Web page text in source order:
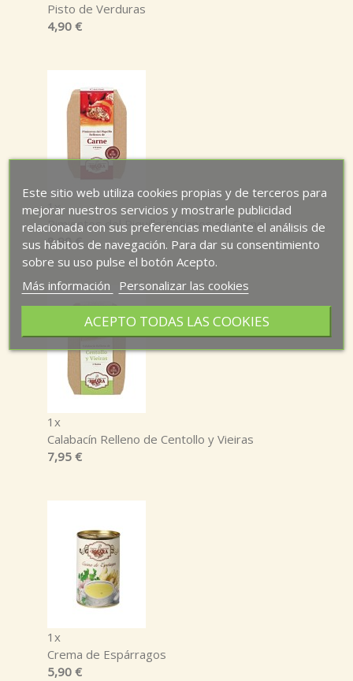
Pisto de Verduras
4,90 €
1x
Pimientos del Piquillo Rellenos de Carne
8,90 €
1x
Calabacín Relleno de Centollo y Vieiras
7,95 €
1x
Crema de Espárragos
5,90 €
Este sitio web utiliza cookies propias y de terceros para
mejorar nuestros servicios y mostrarle publicidad
relacionada con sus preferencias mediante el análisis de
sus hábitos de navegación. Para dar su consentimiento
sobre su uso pulse el botón Acepto.
Más información
Personalizar las cookies
ACEPTO TODAS LAS COOKIES